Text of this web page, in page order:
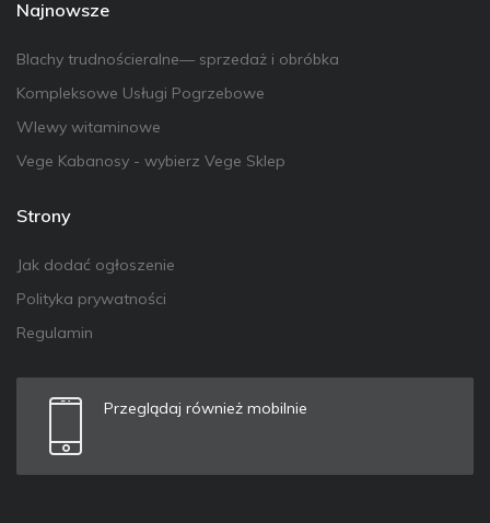
Najnowsze
Blachy trudnościeralne— sprzedaż i obróbka
Kompleksowe Usługi Pogrzebowe
Wlewy witaminowe
Vege Kabanosy - wybierz Vege Sklep
Strony
Jak dodać ogłoszenie
Polityka prywatności
Regulamin
Przeglądaj również mobilnie